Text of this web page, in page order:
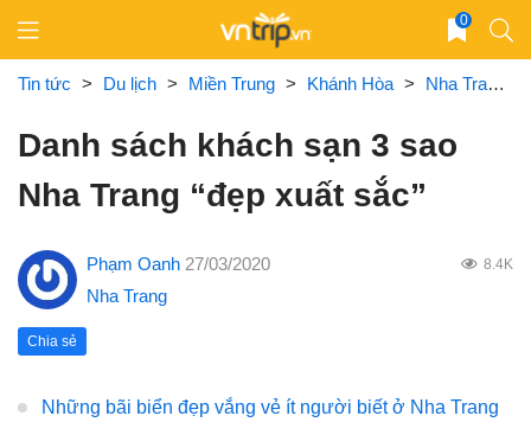
content
0
Tin tức > Du lịch > Miền Trung > Khánh Hòa > Nha Trang
Danh sách khách sạn 3 sao
Nha Trang “đẹp xuất sắc”
Phạm Oanh 27/03/2020 8.4K
Nha Trang
Chia sẻ
Những bãi biển đẹp vắng vẻ ít người biết ở Nha Trang